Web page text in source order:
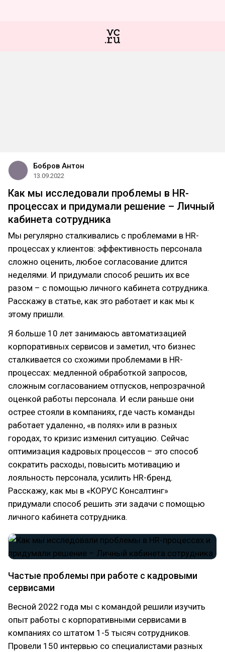
Бобров Антон
13.09.2022
Как мы исследовали проблемы в HR-
процессах и придумали решение – Личный
кабинета сотрудника
Мы регулярно сталкивались с проблемами в HR-
процессах у клиентов: эффективность персонала
сложно оценить, любое согласование длится
неделями. И придумали способ решить их все
разом – с помощью личного кабинета сотрудника.
Расскажу в статье, как это работает и как мы к
этому пришли.
Я больше 10 лет занимаюсь автоматизацией
корпоративных сервисов и заметил, что бизнес
сталкивается со схожими проблемами в HR-
процессах: медленной обработкой запросов,
сложным согласованием отпусков, непрозрачной
оценкой работы персонала. И если раньше они
острее стояли в компаниях, где часть команды
работает удаленно, «в полях» или в разных
городах, то кризис изменил ситуацию. Сейчас
оптимизация кадровых процессов – это способ
сократить расходы, повысить мотивацию и
лояльность персонала, усилить HR-бренд.
Расскажу, как мы в «КОРУС Консалтинг»
придумали способ решить эти задачи с помощью
личного кабинета сотрудника.
Частые проблемы при работе с кадровыми
сервисами
Весной 2022 года мы с командой решили изучить
опыт работы с корпоративными сервисами в
компаниях со штатом 1-5 тысяч сотрудников.
Провели 150 интервью со специалистами разных